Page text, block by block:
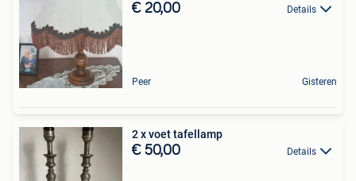
€ 20,00 Details
Peer Gisteren
2 x voet tafellamp
€ 50,00 Details